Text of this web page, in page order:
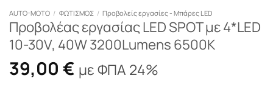
AUTO-MOTO / ΦΩΤΙΣΜΟΣ / Προβολείς εργασίες - Μπάρες LED
Προβολέας εργασίας LED SPOT με 4*LED
10-30V, 40W 3200Lumens 6500K
39,00 € με ΦΠΑ 24%